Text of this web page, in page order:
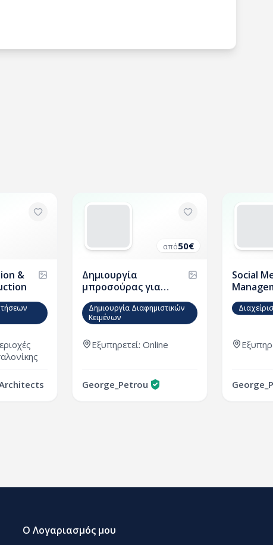
&
από50€
Δημιουργία
μπροσούρας για
AIRBNB ή VRBO
Δημιουργία Διαφημιστικών
Κειμένων
Εξυπηρετεί: Online
George_Petrou
Social
Gold
Ο Λογαριασμός μου